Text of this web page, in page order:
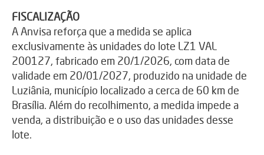
FISCALIZAÇÃO
A Anvisa reforça que a medida se aplica
exclusivamente às unidades do lote LZ1 VAL
200127, fabricado em 20/1/2026, com data de
validade em 20/01/2027, produzido na unidade de
Luziânia, município localizado a cerca de 60 km de
Brasília. Além do recolhimento, a medida impede a
venda, a distribuição e o uso das unidades desse
lote.